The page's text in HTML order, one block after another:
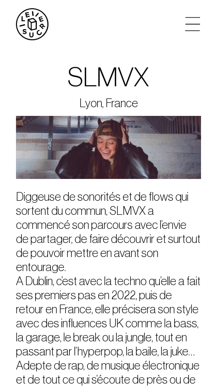
agenda
tickets
le sucre max
partenariats
privatisations
SLMVX
Lyon, France
Diggeuse de sonorités et de flows qui
sortent du commun, SLMVX a
commencé son parcours avec l’envie
de partager, de faire découvrir et surtout
de pouvoir mettre en avant son
entourage.
A Dublin, c’est avec la techno qu’elle a fait
ses premiers pas en 2022, puis de
retour en France, elle précisera son style
avec des influences UK comme la bass,
la garage, le break ou la jungle, tout en
passant par l’hyperpop, la baile, la juke…
Adepte de rap, de musique électronique
et de tout ce qui s’écoute de près ou de